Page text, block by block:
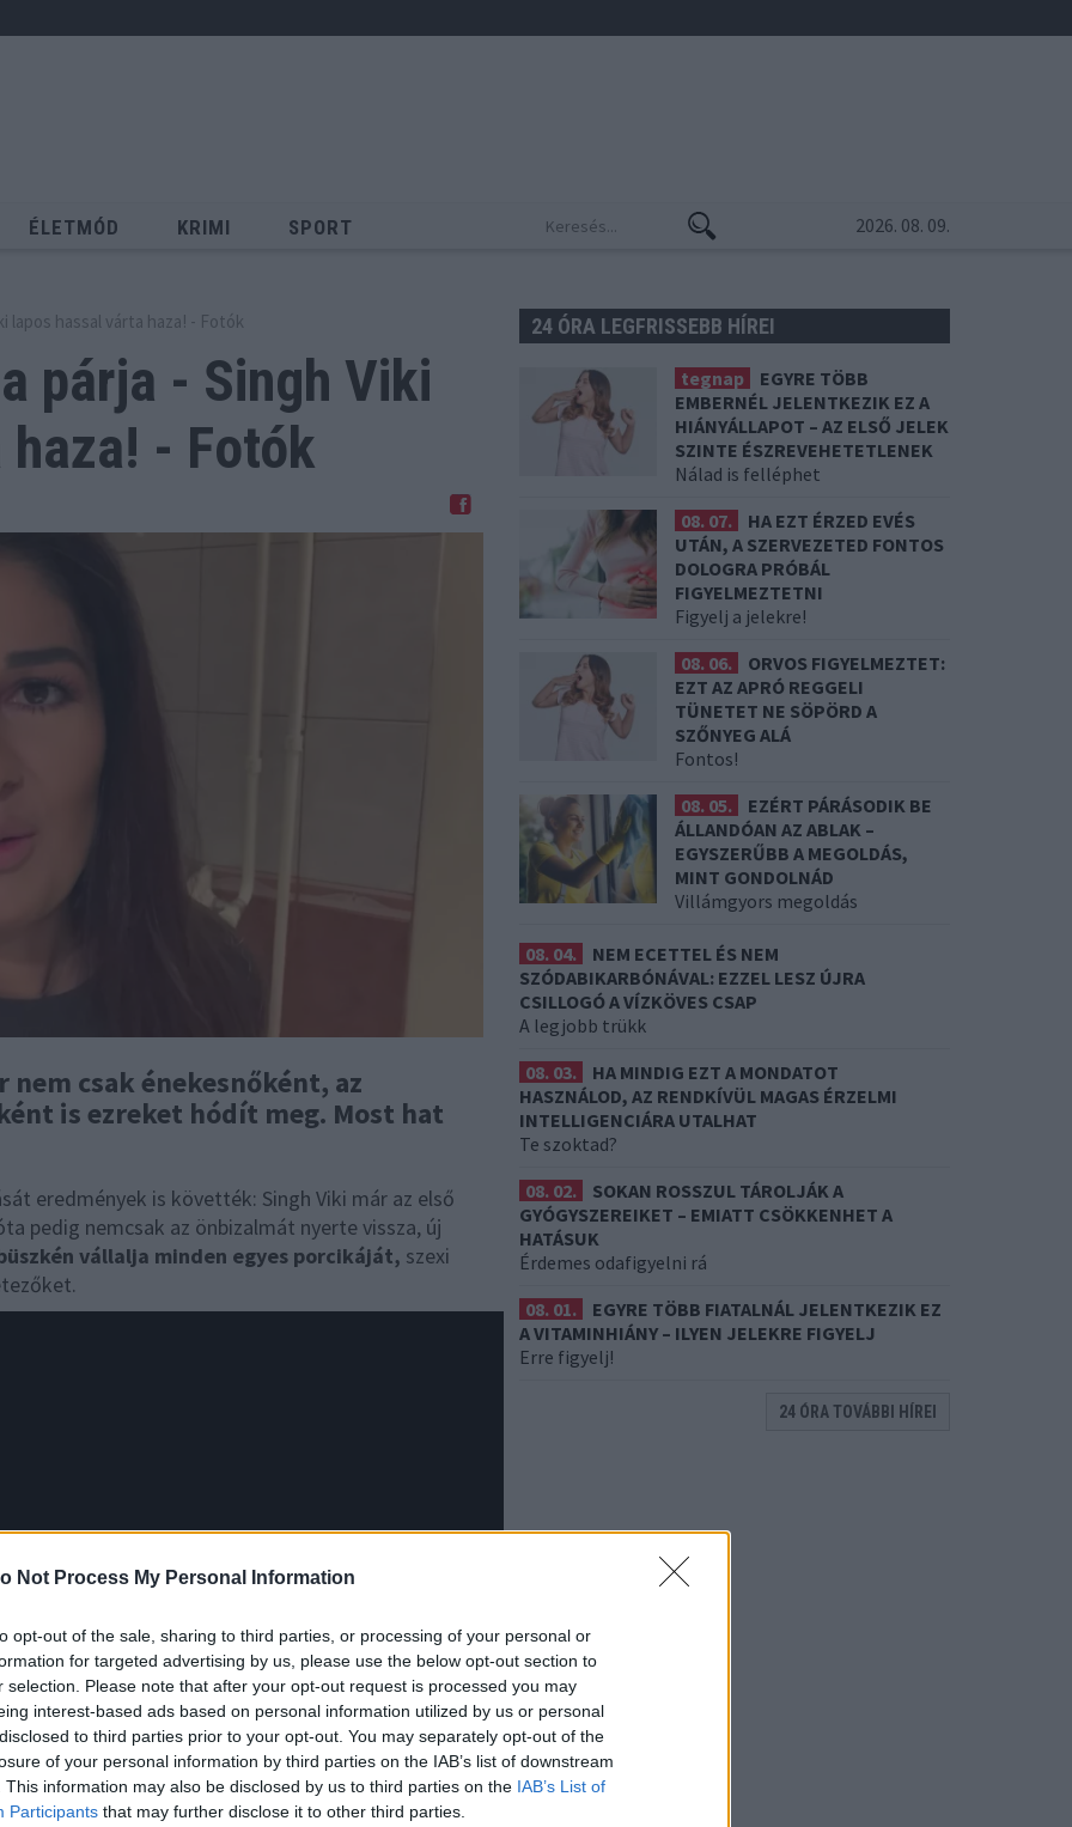
Not Process My Personal Information
opt-out of the sale, sharing to third parties, or processing of your personal or
for targeted advertising by us, please use the below opt-out section to
selection. Please note that after your opt-out request is processed you may
interest-based ads based on personal information utilized by us or personal
to third parties prior to your opt-out. You may separately opt-out of the
of your personal information by third parties on the IAB’s list of downstream
This information may also be disclosed by us to third parties on the IAB’s List of
Participants that may further disclose it to other third parties.
ÉLETMÓD KRIMI SPORT 2026. 08. 09.
lapos hassal várta haza! - Fotók
párja - Singh Viki
- Fotók
csak énekesnőként, az
is ezreket hódít meg. Most hat
eredmények is követték: Singh Viki már az első
pedig nemcsak az önbizalmát nyerte vissza, új
vállalja minden egyes porcikáját, szexi
24 ÓRA LEGFRISSEBB HÍREI
tegnap
EGYRE TÖBB
EMBERNÉL JELENTKEZIK EZ A
HIÁNYÁLLAPOT – AZ ELSŐ JELEK
SZINTE ÉSZREVEHETETLENEK
Nálad is felléphet
08. 07.
HA EZT ÉRZED EVÉS
UTÁN, A SZERVEZETED FONTOS
DOLOGRA PRÓBÁL
FIGYELMEZTETNI
Figyelj a jelekre!
08. 06.
ORVOS FIGYELMEZTET:
EZT AZ APRÓ REGGELI
TÜNETET NE SÖPÖRD A
SZŐNYEG ALÁ
Fontos!
08. 05.
EZÉRT PÁRÁSODIK BE
ÁLLANDÓAN AZ ABLAK –
EGYSZERŰBB A MEGOLDÁS,
MINT GONDOLNÁD
Villámgyors megoldás
08. 04.
NEM ECETTEL ÉS NEM
SZÓDABIKARBÓNÁVAL: EZZEL LESZ ÚJRA
CSILLOGÓ A VÍZKÖVES CSAP
A legjobb trükk
08. 03.
HA MINDIG EZT A MONDATOT
HASZNÁLOD, AZ RENDKÍVÜL MAGAS ÉRZELMI
INTELLIGENCIÁRA UTALHAT
Te szoktad?
08. 02.
SOKAN ROSSZUL TÁROLJÁK A
GYÓGYSZEREIKET – EMIATT CSÖKKENHET A
HATÁSUK
Érdemes odafigyelni rá
08. 01.
EGYRE TÖBB FIATALNÁL JELENTKEZIK EZ
A VITAMINHIÁNY – ILYEN JELEKRE FIGYELJ
Erre figyelj!
24 ÓRA TOVÁBBI HÍREI